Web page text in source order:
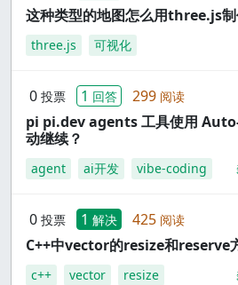
这种类型的地图怎么用three.js
three.js 可视化
0 投票 1 回答 299 阅读
pi pi.dev agents 工具使用
动继续？
agent ai开发 vibe-coding
0 投票 1 解决 425 阅读
C++中vector的resize和reserve
c++ vector resize